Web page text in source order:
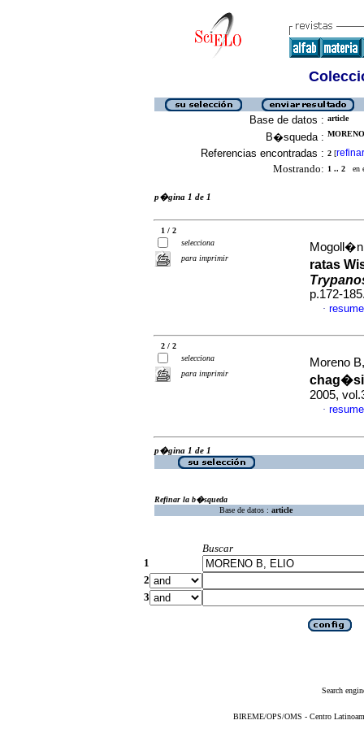
Base de datos : article
B�squeda :
Referencias encontradas : 2 [refinar
Mostrando: 1 .. 2 en
p�gina 1 de 1
1 / 2
selecciona
para imprimir
ratas
p.172-
·
2 / 2
selecciona
para imprimir
Moreno
2005,
·
p�gina 1 de 1
Refinar la b�squeda
Base de datos : article
Buscar
1
2
3
Search
BIREME/OPS/OMS - Centro